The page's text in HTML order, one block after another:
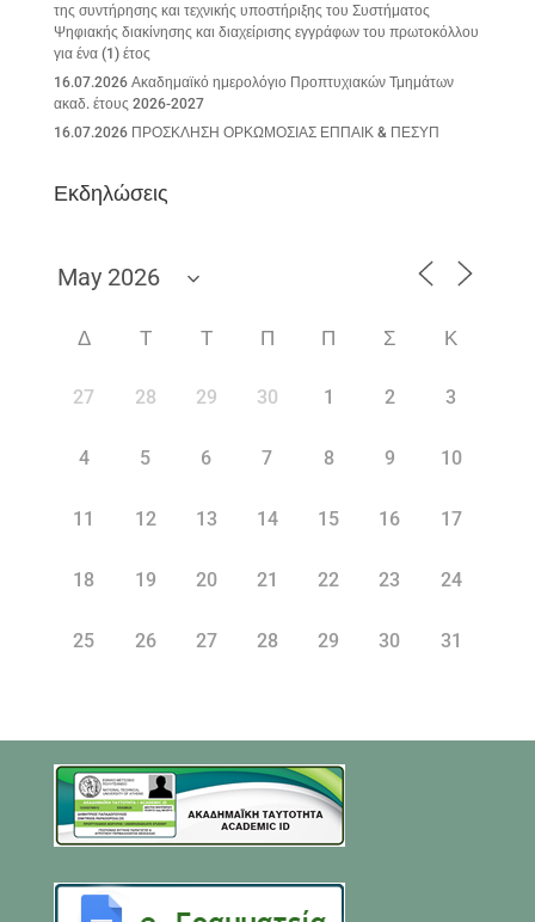
της συντήρησης και τεχνικής υποστήριξης του Συστήματος
Ψηφιακής διακίνησης και διαχείρισης εγγράφων του πρωτοκόλλου
για ένα (1) έτος
16.07.2026 Ακαδημαϊκό ημερολόγιο Προπτυχιακών Τμημάτων
ακαδ. έτους 2026-2027
16.07.2026 ΠΡΟΣΚΛΗΣΗ ΟΡΚΩΜΟΣΙΑΣ ΕΠΠΑΙΚ & ΠΕΣΥΠ
Εκδηλώσεις
Δ Τ Τ Π Π Σ Κ
27 28 29 30 1 2 3
4 5 6 7 8 9 10
11 12 13 14 15 16 17
18 19 20 21 22 23 24
25 26 27 28 29 30 31